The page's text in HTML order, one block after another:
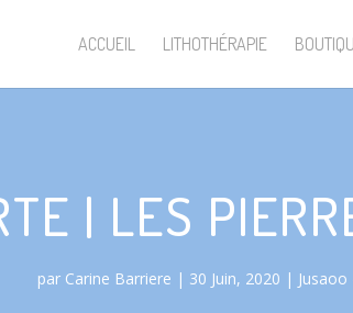
ACCUEIL LITHOTHÉRAPIE
| LES
par Carine Barriere 30 Juin, 2020